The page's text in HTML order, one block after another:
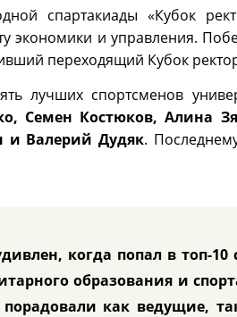
спартакиады «Кубок
экономики и управления.
переходящий Кубок
лучших спортсменов
Семен Костюков, Алина
Валерий Дудяк.
когда попал в топ-10
образования и
как ведущие,